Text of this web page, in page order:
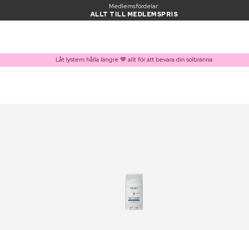
Medlemsfördelar:
ALLT TILL MEDLEMSPRIS
Låt lystern hålla längre 🤎 allt för att bevara din solbränna